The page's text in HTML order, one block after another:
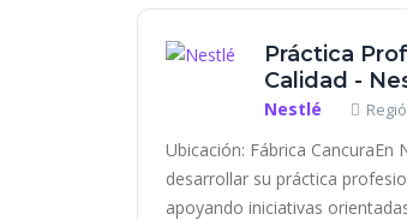
Práctica
Calidad -
Nestlé
Ubicación: Fábrica
desarrollar su práctica
apoyando iniciativas